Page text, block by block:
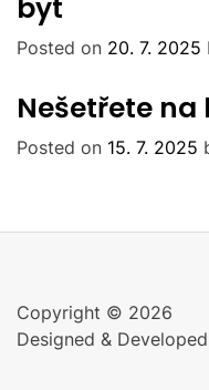
byt
Posted on 20. 7. 2025
Nešetřete na
Posted on 15. 7. 2025
Copyright © 2026
Designed &